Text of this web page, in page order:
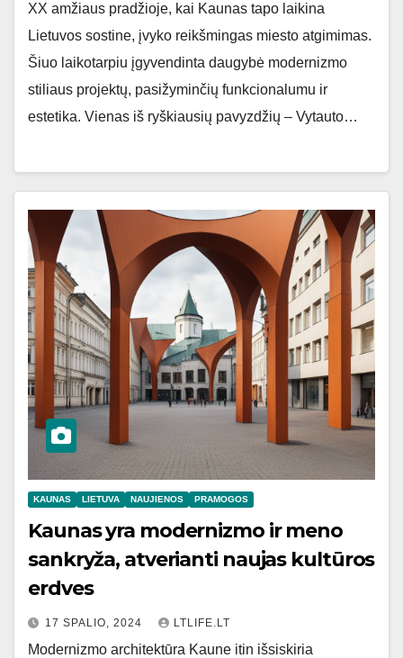
XX amžiaus pradžioje, kai Kaunas tapo laikina
Lietuvos sostine, įvyko reikšmingas miesto atgimimas.
Šiuo laikotarpiu įgyvendinta daugybė modernizmo
stiliaus projektų, pasižyminčių funkcionalumu ir
estetika. Vienas iš ryškiausių pavyzdžių – Vytauto…
KAUNAS LIETUVA NAUJIENOS PRAMOGOS
Kaunas yra modernizmo ir meno
sankryža, atverianti naujas kultūros
erdves
17 SPALIO, 2024 LTLIFE.LT
Modernizmo architektūra Kaune itin išsiskiria